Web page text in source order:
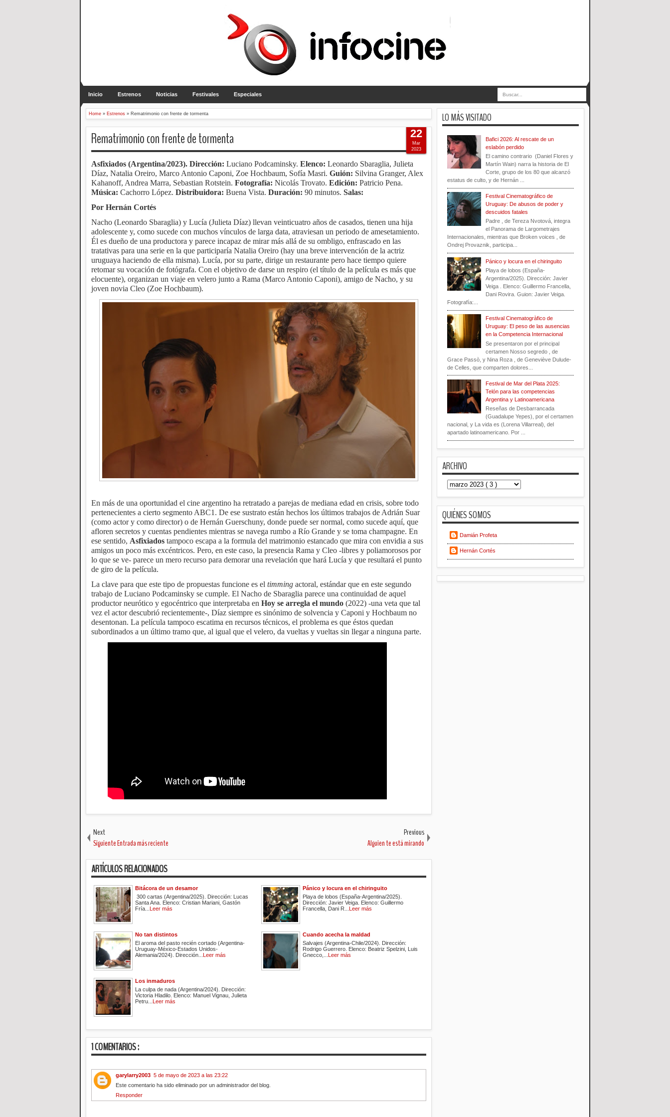
Inicio Estrenos Noticias Festivales Especiales
Home » Estrenos » Rematrimonio con frente de tormenta
Rematrimonio con frente de tormenta
Asfixiados (Argentina/2023). Dirección: Luciano Podcaminsky. Elenco: Leonardo Sbaraglia, Julieta
Díaz, Natalia Oreiro, Marco Antonio Caponi, Zoe Hochbaum, Sofía Masri. Guión: Silvina Granger, Alex
Kahanoff, Andrea Marra, Sebastian Rotstein. Fotografía: Nicolás Trovato. Edición: Patricio Pena.
Música: Cachorro López. Distribuidora: Buena Vista. Duración: 90 minutos. Salas:
Por Hernán Cortés
Nacho (Leonardo Sbaraglia) y Lucía (Julieta Díaz) llevan veinticuatro años de casados, tienen una hija
adolescente y, como sucede con muchos vínculos de larga data, atraviesan un periodo de amesetamiento.
Él es dueño de una productora y parece incapaz de mirar más allá de su ombligo, enfrascado en las
tratativas para una serie en la que participaría Natalia Oreiro (hay una breve intervención de la actriz
uruguaya haciendo de ella misma). Lucía, por su parte, dirige un restaurante pero hace tiempo quiere
retomar su vocación de fotógrafa. Con el objetivo de darse un respiro (el título de la película es más que
elocuente), organizan un viaje en velero junto a Rama (Marco Antonio Caponi), amigo de Nacho, y su
joven novia Cleo (Zoe Hochbaum).
En más de una oportunidad el cine argentino ha retratado a parejas de mediana edad en crisis, sobre todo
pertenecientes a cierto segmento ABC1. De ese sustrato están hechos los últimos trabajos de Adrián Suar
(como actor y como director) o de Hernán Guerschuny, donde puede ser normal, como sucede aquí, que
afloren secretos y cuentas pendientes mientras se navega rumbo a Río Grande y se toma champagne. En
ese sentido, Asfixiados tampoco escapa a la formula del matrimonio estancado que mira con envidia a sus
amigos un poco más excéntricos. Pero, en este caso, la presencia Rama y Cleo -libres y poliamorosos por
lo que se ve- parece un mero recurso para demorar una revelación que hará Lucía y que resultará el punto
de giro de la película.
La clave para que este tipo de propuestas funcione es el timming actoral, estándar que en este segundo
trabajo de Luciano Podcaminsky se cumple. El Nacho de Sbaraglia parece una continuidad de aquel
productor neurótico y egocéntrico que interpretaba en Hoy se arregla el mundo (2022) -una veta que tal
vez el actor descubrió recientemente-, Díaz siempre es sinónimo de solvencia y Caponi y Hochbaum no
desentonan. La película tampoco escatima en recursos técnicos, el problema es que éstos quedan
subordinados a un último tramo que, al igual que el velero, da vueltas y vueltas sin llegar a ninguna parte.
22
Mar
2023
Next
Siguiente Entrada más reciente
Previous
Alguien te está mirando
ARTÍCULOS RELACIONADOS
Bitácora de un desamor
300 cartas (Argentina/2025). Dirección: Lucas
Santa Ana. Elenco: Cristian Mariani, Gastón
Fría... Leer más
Pánico y locura en el chiringuito
Playa de lobos (España-Argentina/2025).
Dirección: Javier Veiga. Elenco: Guillermo
Francella, Dani R... Leer más
No tan distintos
El aroma del pasto recién cortado (Argentina-
Uruguay-México-Estados Unidos-
Alemania/2024). Dirección... Leer más
Cuando acecha la maldad
Salvajes (Argentina-Chile/2024). Dirección:
Rodrigo Guerrero. Elenco: Beatriz Spelzini, Luis
Gnecco,... Leer más
Los inmaduros
La culpa de nada (Argentina/2024). Dirección:
Victoria Hladilo. Elenco: Manuel Vignau, Julieta
Petru... Leer más
1 COMENTARIOS :
garylarry2003 5 de mayo de 2023 a las 23:22
Este comentario ha sido eliminado por un administrador del blog.
Responder
LO MÁS VISITADO
Bafici 2026: Al rescate de un
eslabón perdido
El camino contrario (Daniel Flores y
Martín Wain) narra la historia de El
Corte, grupo de los 80 que alcanzó
estatus de culto, y de Hernán ...
Festival Cinematográfico de
Uruguay: De abusos de poder y
descuidos fatales
Padre , de Tereza Nvotová, integra
el Panorama de Largometrajes
Internacionales, mientras que Broken voices , de
Ondrej Provaznik, participa...
Pánico y locura en el chiringuito
Playa de lobos (España-
Argentina/2025). Dirección: Javier
Veiga . Elenco: Guillermo Francella,
Dani Rovira. Guion: Javier Veiga.
Fotografía:...
Festival Cinematogràfico de
Uruguay: El peso de las ausencias
en la Competencia Internacional
Se presentaron por el principal
certamen Nosso segredo , de
Grace Passò, y Nina Roza , de Geneviève Dulude-
de Celles, que comparten dolores...
Festival de Mar del Plata 2025:
Telón para las competencias
Argentina y Latinoamericana
Reseñas de Desbarrancada
(Guadalupe Yepes), por el certamen
nacional, y La vida es (Lorena Villarreal), del
apartado latinoamericano. Por ...
ARCHIVO
QUIÉNES SOMOS
Damián Profeta
Hernán Cortés